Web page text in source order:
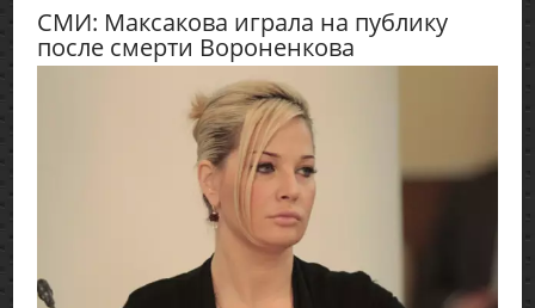
СМИ: Максакова играла на публику
после смерти Вороненкова